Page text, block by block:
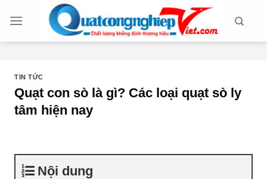
đến
TIN TỨC
Quạt con sò là gì? Các loại quạt sò ly
tâm hiện nay
Nội dung